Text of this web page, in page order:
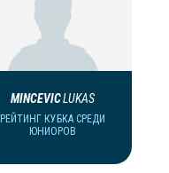
MINCEVICLUKAS
РЕЙТИНГ КУБКА СРЕДИ
ЮНИОРОВ